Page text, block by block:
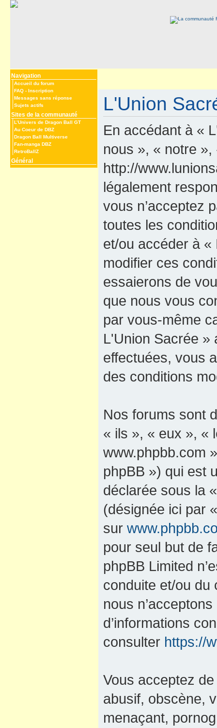
Navigation
Accueil du forum
FAQ - Inscription
Messages sans réponse
Sujets actifs
Sites de la communauté
L’Univers de Dragon Ball GT
Au Coeur de DBZ
Dragon Ball Multiverse
Fan-manga DBZ
RetroBallZ
Général
L'Union
En accédant à «
nous », « notre
http://
légalement
vous n’acceptez
toutes les
et/ou accéder à
modifier ces
essaierons de
que nous vous
par vous-même
L'Union Sacrée »
effectuées, vous
des conditions
Nos forums sont
« ils », « eux », «
www.phpbb.com
phpBB ») qui est
déclarée sous la
(désignée ici par
sur
pour seul but de
phpBB Limited
conduite et/ou du
nous
d’informations
consulter https://
Vous acceptez
abusif, obscène,
menaçant,